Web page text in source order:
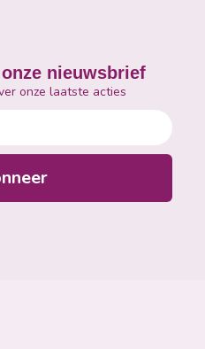
nieuwsbrief
onze laatste acties